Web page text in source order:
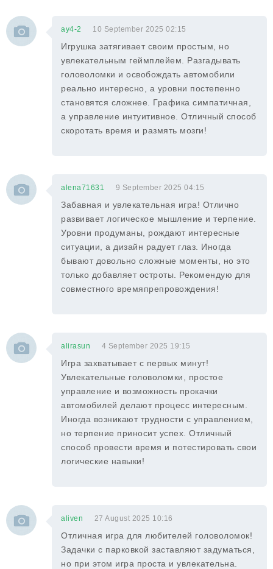
ay4-2 10 September 2025 02:15
Игрушка затягивает своим простым, но
увлекательным геймплейем. Разгадывать
головоломки и освобождать автомобили
реально интересно, а уровни постепенно
становятся сложнее. Графика симпатичная,
а управление интуитивное. Отличный способ
скоротать время и размять мозги!
alena71631 9 September 2025 04:15
Забавная и увлекательная игра! Отлично
развивает логическое мышление и терпение.
Уровни продуманы, рождают интересные
ситуации, а дизайн радует глаз. Иногда
бывают довольно сложные моменты, но это
только добавляет остроты. Рекомендую для
совместного времяпрепровождения!
alirasun 4 September 2025 19:15
Игра захватывает с первых минут!
Увлекательные головоломки, простое
управление и возможность прокачки
автомобилей делают процесс интересным.
Иногда возникают трудности с управлением,
но терпение приносит успех. Отличный
способ провести время и потестировать свои
логические навыки!
aliven 27 August 2025 10:16
Отличная игра для любителей головоломок!
Задачки с парковкой заставляют задуматься,
но при этом игра проста и увлекательна.